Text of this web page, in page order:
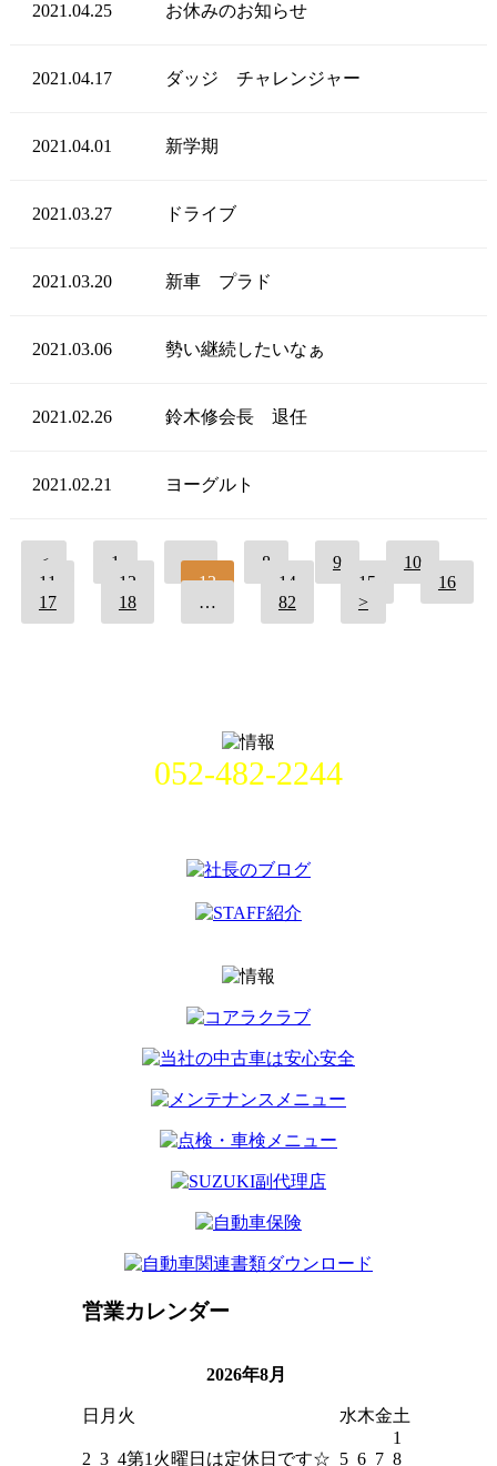
2021.04.25 お休みのお知らせ
2021.04.17 ダッジ チャレンジャー
2021.04.01 新学期
2021.03.27 ドライブ
2021.03.20 新車 プラド
2021.03.06 勢い継続したいなぁ
2021.02.26 鈴木修会長 退任
2021.02.21 ヨーグルト
< 1 … 8 9
10
11
12 13 14 15
16
17
18 … 82 >
052-482-2244
営業カレンダー
2026年8月
日 月 火 水木金土
1
2 3 4第1火曜日は定休日です☆ 5 6 7 8